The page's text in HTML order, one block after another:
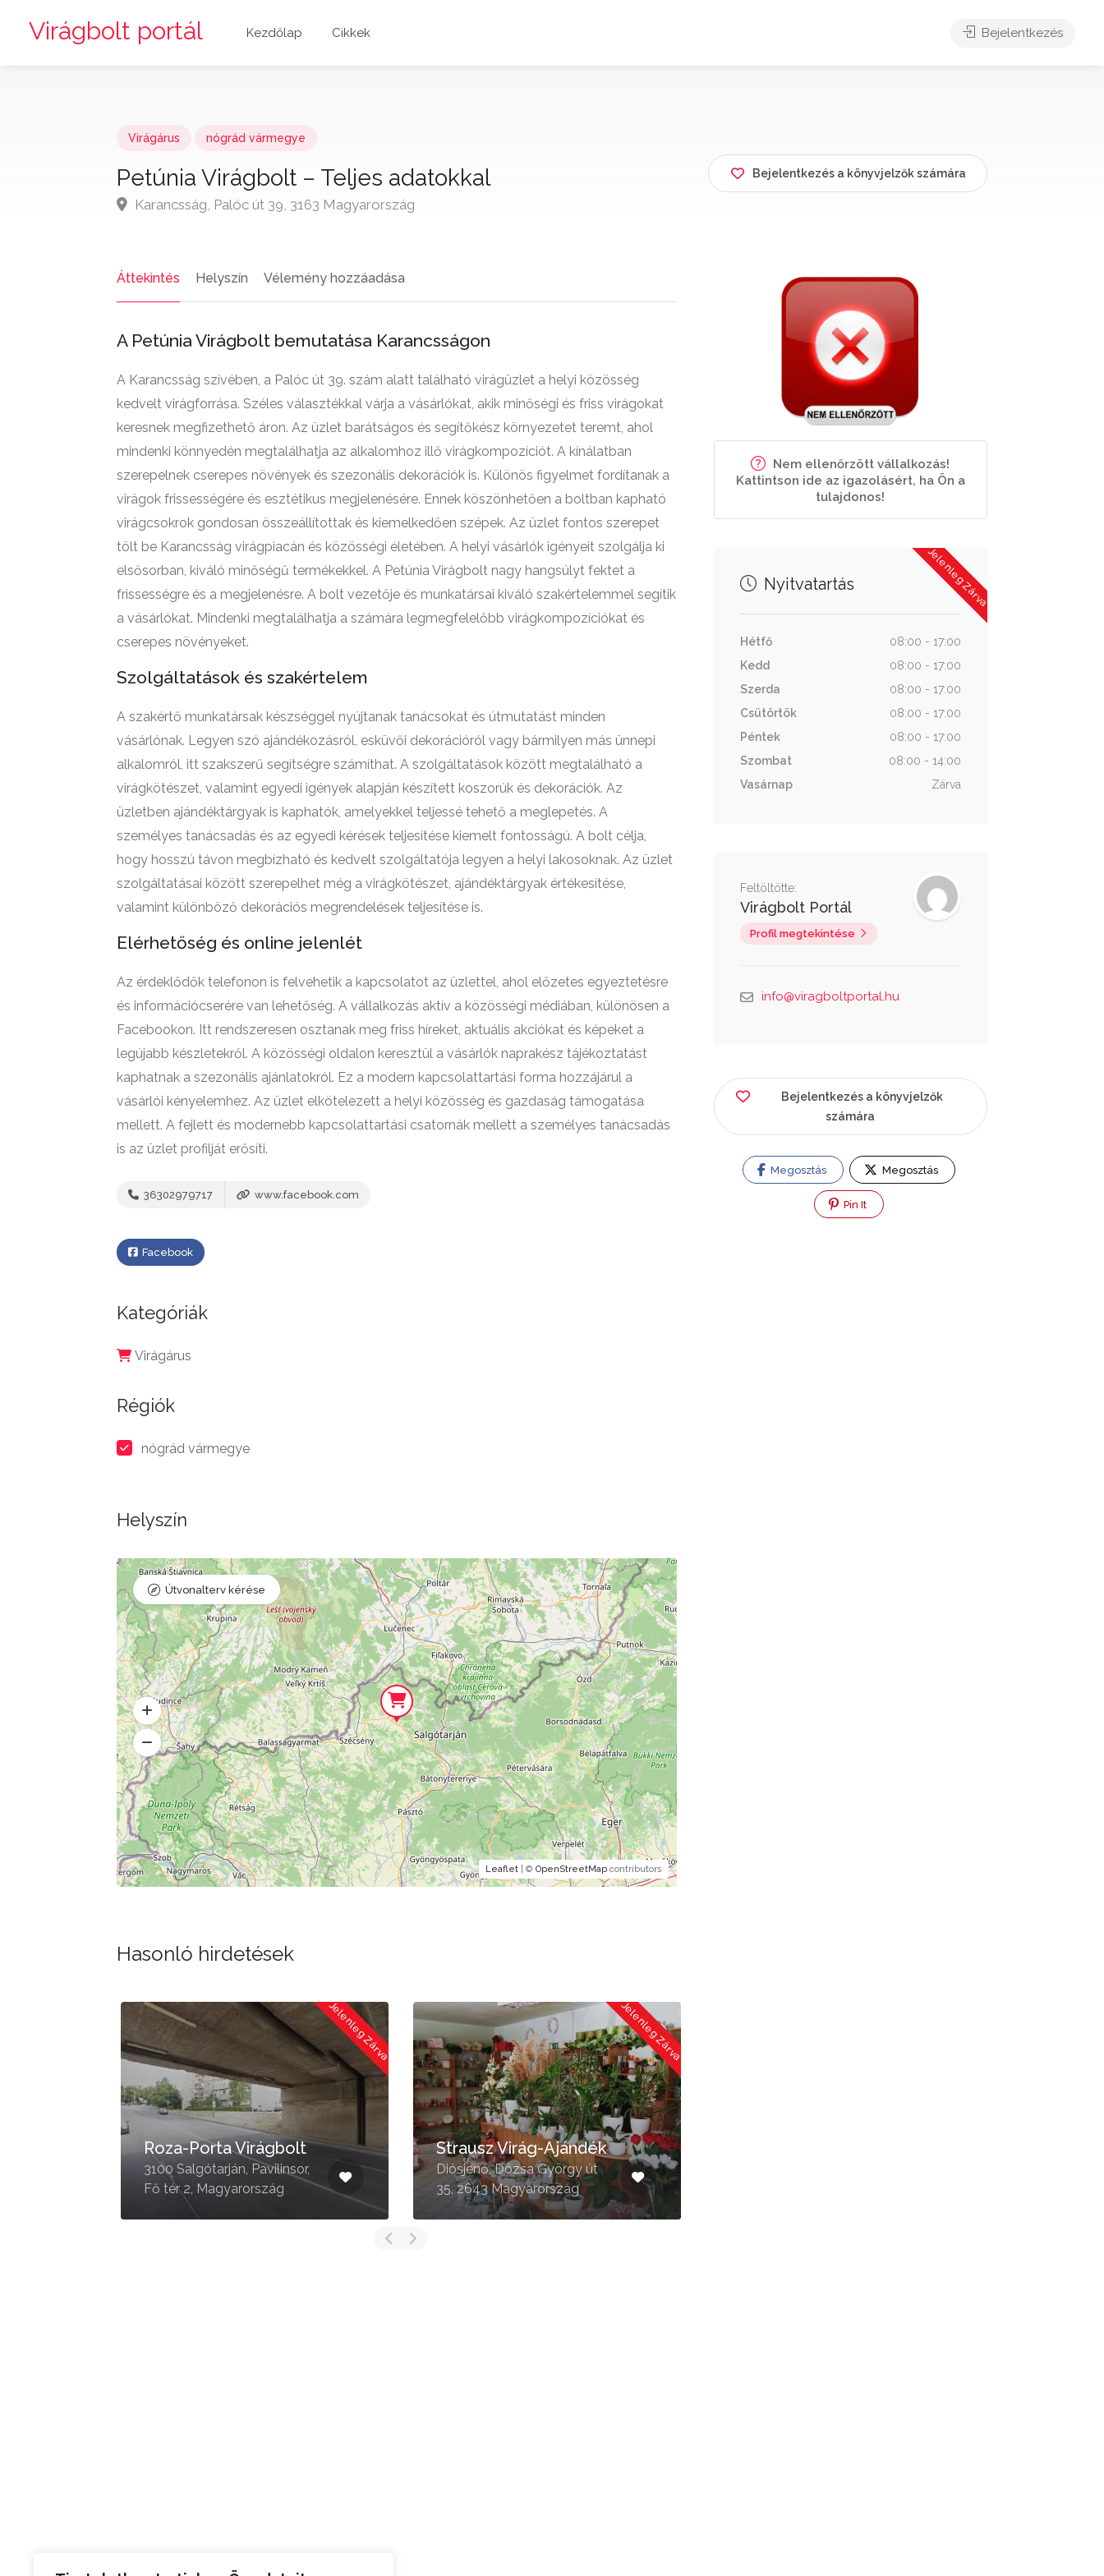
Virágbolt portál Kezdőlap Cikkek Bejelentkezés
Virágárus nógrád vármegye
Petúnia Virágbolt – Teljes adatokkal
Karancsság, Palóc út 39, 3163 Magyarország
Bejelentkezés a könyvjelzők számára
Áttekintés Helyszín Vélemény hozzáadása
A Petúnia Virágbolt bemutatása Karancsságon
A Karancsság szívében, a Palóc út 39. szám alatt található virágüzlet a helyi közösség
kedvelt virágforrása. Széles választékkal várja a vásárlókat, akik minőségi és friss virágokat
keresnek megfizethető áron. Az üzlet barátságos és segítőkész környezetet teremt, ahol
mindenki könnyedén megtalálhatja az alkalomhoz illő virágkompozíciót. A kínálatban
szerepelnek cserepes növények és szezonális dekorációk is. Különös figyelmet fordítanak a
virágok frissességére és esztétikus megjelenésére. Ennek köszönhetően a boltban kapható
virágcsokrok gondosan összeállítottak és kiemelkedően szépek. Az üzlet fontos szerepet
tölt be Karancsság virágpiacán és közösségi életében. A helyi vásárlók igényeit szolgálja ki
elsősorban, kiváló minőségű termékekkel. A Petúnia Virágbolt nagy hangsúlyt fektet a
frissességre és a megjelenésre. A bolt vezetője és munkatársai kiváló szakértelemmel segítik
a vásárlókat. Mindenki megtalálhatja a számára legmegfelelőbb virágkompozíciókat és
cserepes növényeket.
Szolgáltatások és szakértelem
A szakértő munkatársak készséggel nyújtanak tanácsokat és útmutatást minden
vásárlónak. Legyen szó ajándékozásról, esküvői dekorációról vagy bármilyen más ünnepi
alkalomról, itt szakszerű segítségre számíthat. A szolgáltatások között megtalálható a
virágkötészet, valamint egyedi igények alapján készített koszorúk és dekorációk. Az
üzletben ajándéktárgyak is kaphatók, amelyekkel teljessé tehető a meglepetés. A
személyes tanácsadás és az egyedi kérések teljesítése kiemelt fontosságú. A bolt célja,
hogy hosszú távon megbízható és kedvelt szolgáltatója legyen a helyi lakosoknak. Az üzlet
szolgáltatásai között szerepelhet még a virágkötészet, ajándéktárgyak értékesítése,
valamint különböző dekorációs megrendelések teljesítése is.
Elérhetőség és online jelenlét
Az érdeklődők telefonon is felvehetik a kapcsolatot az üzlettel, ahol előzetes egyeztetésre
és információcserére van lehetőség. A vállalkozás aktív a közösségi médiában, különösen a
Facebookon. Itt rendszeresen osztanak meg friss híreket, aktuális akciókat és képeket a
legújabb készletekről. A közösségi oldalon keresztül a vásárlók naprakész tájékoztatást
kaphatnak a szezonális ajánlatokról. Ez a modern kapcsolattartási forma hozzájárul a
vásárlói kényelemhez. Az üzlet elkötelezett a helyi közösség és gazdaság támogatása
mellett. A fejlett és modernebb kapcsolattartási csatornák mellett a személyes tanácsadás
is az üzlet profilját erősíti.
36302979717 www.facebook.com
Facebook
Kategóriák
Virágárus
Régiók
nógrád vármegye
Helyszín
Leaflet| © OpenStreetMapcontributors
Útvonalterv kérése
Hasonló hirdetések
Jelenleg Zárva
Roza-Porta Virágbolt
3100 Salgótarján, Pavilinsor,
Fő tér 2, Magyarország
Jelenleg Zárva
Strausz Virág-Ajándék
Diósjenő, Dózsa György út
35, 2643 Magyarország
Nem ellenőrzött vállalkozás!
Kattintson ide az igazolásért, ha Ön a
tulajdonos!
Jelenleg Zárva
Nyitvatartás
Hétfő
08:00 - 17:00
Kedd
08:00 - 17:00
Szerda
08:00 - 17:00
Csütörtök
08:00 - 17:00
Péntek
08:00 - 17:00
Szombat
08:00 - 14:00
Vasárnap
Zárva
Feltöltötte:
Virágbolt Portál
Profil megtekintése
info@viragboltportal.hu
Bejelentkezés a könyvjelzők
számára
Megosztás Megosztás
Pin It